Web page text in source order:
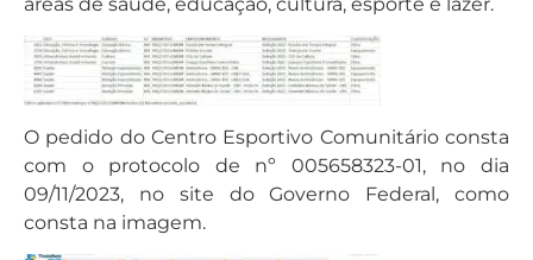
O pedido do Centro Esportivo Comunitário consta
com o protocolo de nº 005658323-01, no dia
09/11/2023, no site do Governo Federal, como
consta na imagem.